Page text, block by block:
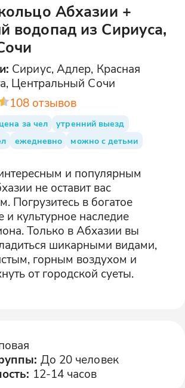
Абхазии +
водопад из Сириуса,
: Сириус, Адлер, Красная
Центральный Сочи
108 отзывов
цена за чел
утренний выезд
ежедневно можно с детьми
и популярным
не оставит вас
Погрузитесь в богатое
и культурное наследие
Только в Абхазии вы
шикарными видами,
горным воздухом и
от городской суеты.
: До 20 человек
: 12-14 часов